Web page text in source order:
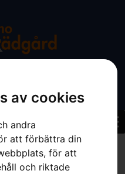
av cookies
andra
att förbättra din
för att
och riktade